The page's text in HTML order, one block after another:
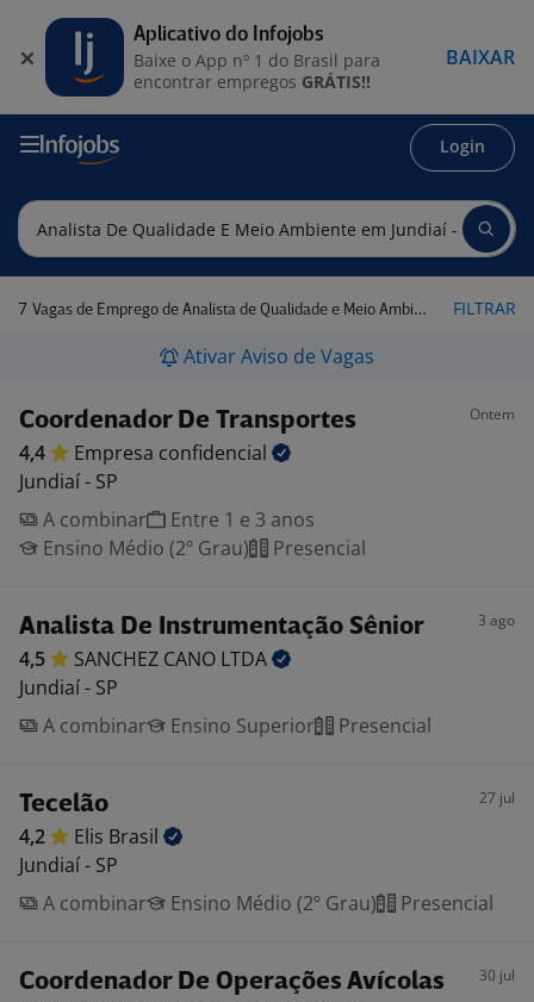
Login
7 Vagas de Emprego de Analista de Qualidade e Meio Ambiente em Jundiaí - SP FILTRAR
Ativar Aviso de Vagas
Coordenador De Transportes Ontem
4,4 Empresa confidencial
Jundiaí - SP
A combinar
Entre 1 e 3 anos
Ensino Médio (2º Grau)
Presencial
Analista De Instrumentação Sênior 3 ago
4,5 SANCHEZ CANO LTDA
Jundiaí - SP
A combinar
Ensino Superior Presencial
Tecelão 27 jul
4,2 Elis Brasil
Jundiaí - SP
A combinar
Ensino Médio (2º Grau) Presencial
Coordenador De Operações Avícolas 30 jul
Aplicativo do Infojobs
Baixe o App nº 1 do Brasil para
encontrar empregos GRÁTIS!!
BAIXAR